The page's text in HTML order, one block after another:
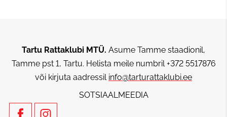
Tartu Rattaklubi MTÜ. Asume Tamme staadionil,
Tamme pst 1, Tartu. Helista meile numbril +372 5517876
või kirjuta aadressil info@tarturattaklubi.ee
SOTSIAALMEEDIA